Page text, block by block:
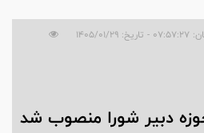
۱۴۰۵/۰۱/۲۹
دبیر شورا منصوب شد